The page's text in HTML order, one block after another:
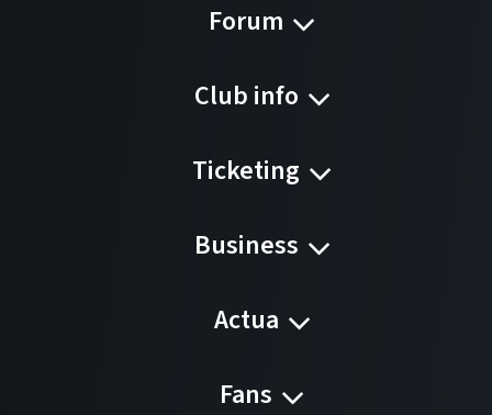
Forum
Club info
Ticketing
Business
Actua
Fans